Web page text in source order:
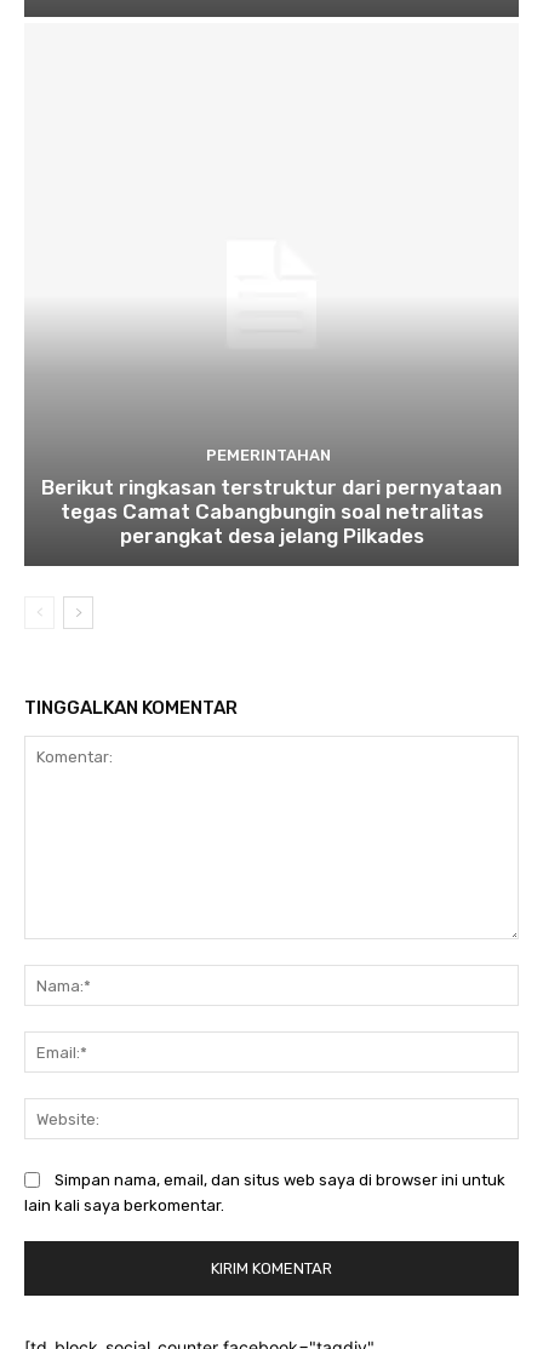
PEMERINTAHAN
Berikut ringkasan terstruktur dari pernyataan
tegas Camat Cabangbungin soal netralitas
perangkat desa jelang Pilkades
TINGGALKAN KOMENTAR
Simpan nama, email, dan situs web saya di browser ini untuk
lain kali saya berkomentar.